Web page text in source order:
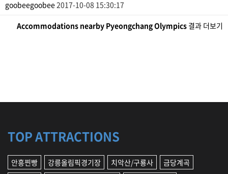
goobeegoobee2017-10-08 15:30:17
Accommodations nearby Pyeongchang Olympics 결과 더보기
TOP ATTRACTIONS
안흥찐빵 강릉올림픽경기장 치악산/구룡사
금당계곡